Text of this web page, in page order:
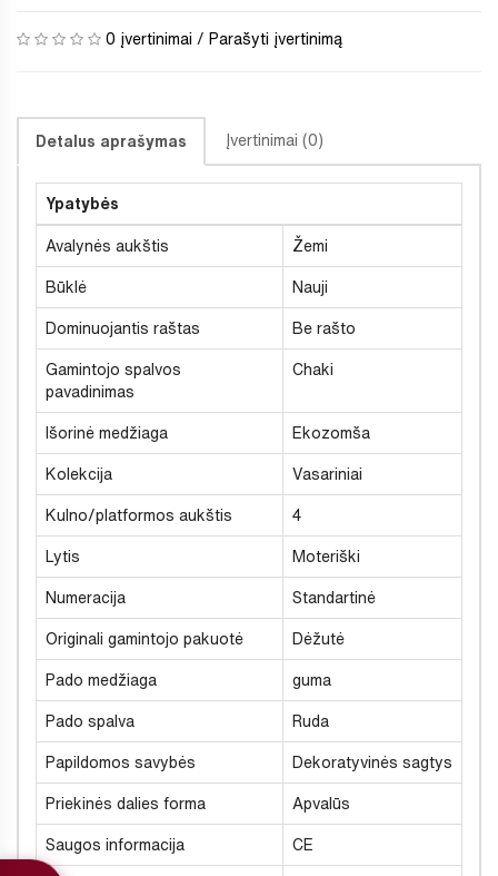
0 įvertinimai / Parašyti įvertinimą
Detalus aprašymas Įvertinimai (0)
Ypatybės
Avalynės aukštis Žemi
Būklė Nauji
Dominuojantis raštas Be rašto
Gamintojo spalvos
pavadinimas
Chaki
Išorinė medžiaga Ekozomša
Kolekcija Vasariniai
Kulno/platformos aukštis 4
Lytis Moteriški
Numeracija Standartinė
Originali gamintojo pakuotė Dėžutė
Pado medžiaga guma
Pado spalva Ruda
Papildomos savybės Dekoratyvinės sagtys
Priekinės dalies forma Apvalūs
Saugos informacija CE